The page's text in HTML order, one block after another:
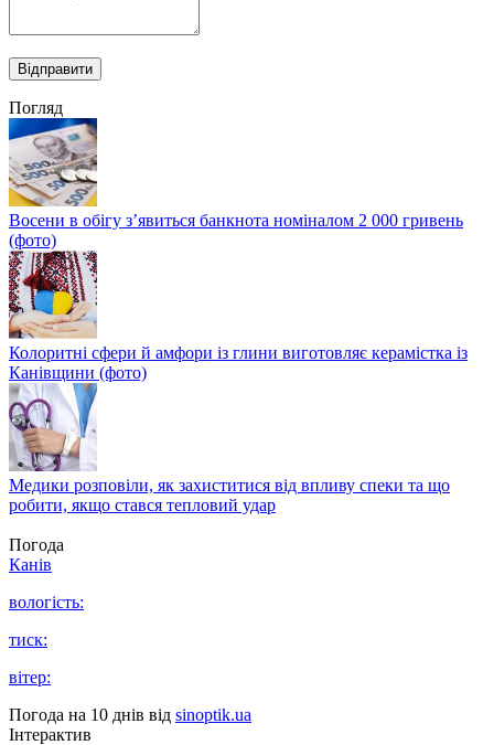
Погляд
Восени в обігу з’явиться банкнота номіналом 2 000 гривень
(фото)
Колоритні сфери й амфори із глини виготовляє керамістка із
Канівщини (фото)
Медики розповіли, як захиститися від впливу спеки та що
робити, якщо стався тепловий удар
Погода
Канів
вологість:
тиск:
вітер:
Погода на 10 днів від sinoptik.ua
Інтерактив